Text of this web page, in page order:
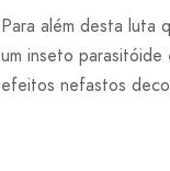
Para além desta luta
um inseto
efeitos nefastos